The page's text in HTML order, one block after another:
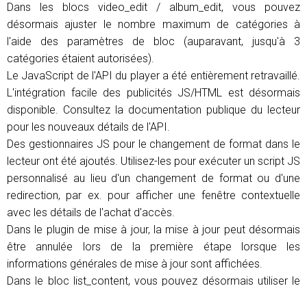
Dans les blocs video_edit / album_edit, vous pouvez
désormais ajuster le nombre maximum de catégories à
l'aide des paramètres de bloc (auparavant, jusqu'à 3
catégories étaient autorisées).
Le JavaScript de l'API du player a été entièrement retravaillé.
L'intégration facile des publicités JS/HTML est désormais
disponible. Consultez la documentation publique du lecteur
pour les nouveaux détails de l'API.
Des gestionnaires JS pour le changement de format dans le
lecteur ont été ajoutés. Utilisez-les pour exécuter un script JS
personnalisé au lieu d'un changement de format ou d'une
redirection, par ex. pour afficher une fenêtre contextuelle
avec les détails de l'achat d'accès.
Dans le plugin de mise à jour, la mise à jour peut désormais
être annulée lors de la première étape lorsque les
informations générales de mise à jour sont affichées.
Dans le bloc list_content, vous pouvez désormais utiliser le